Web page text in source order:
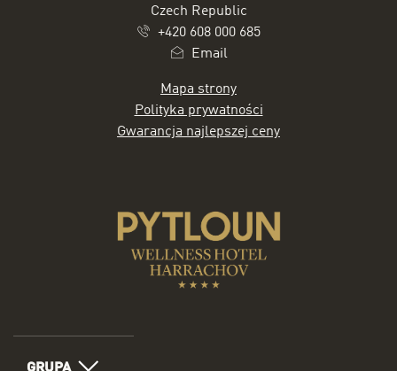
Czech Republic
+420 608 000 685
Email
Mapa strony
Polityka prywatności
Gwarancja najlepszej ceny
GRUPA